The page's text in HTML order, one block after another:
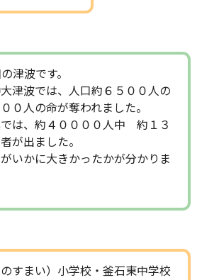
津波です。
津波では、人口約６５００人の
０人の命が奪われました。
は、約４００００人中 約１３
が出ました。
いかに大きかったかが分かりま
すまい）小学校・釜石東中学校